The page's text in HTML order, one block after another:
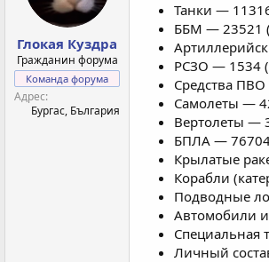
Глокая Куздра
Гражданин форума
Команда форума
Адрес
Бургас, България
Танки —
ББМ — 23521
РСЗО — 1534
Средства
Самолеты —
Вертолеты —
БПЛА —
Крылатые
Корабли
Подводные
Автомобили
Специальная
Личный